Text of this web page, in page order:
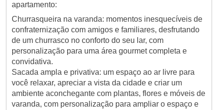
apartamento:
Churrasqueira na varanda: momentos inesquecíveis de
confraternização com amigos e familiares, desfrutando
de um churrasco no conforto do seu lar, com
personalização para uma área gourmet completa e
convidativa.
Sacada ampla e privativa: um espaço ao ar livre para
você relaxar, apreciar a vista da cidade e criar um
ambiente aconchegante com plantas, flores e móveis de
varanda, com personalização para ampliar o espaço e